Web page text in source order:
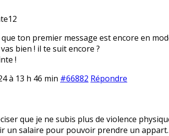
ton premier message est encore en
bien ! il te suit encore ?
!
à 13 h 46 min #66882 Répondre
que je ne subis plus de violence
un salaire pour pouvoir prendre un appart.